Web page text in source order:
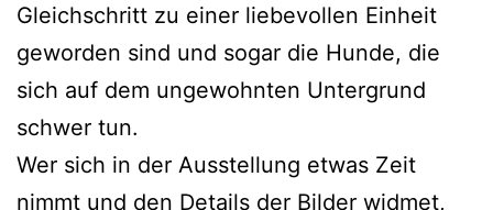
Gleichschritt zu einer liebevollen Einheit
geworden sind und sogar die Hunde, die
sich auf dem ungewohnten Untergrund
schwer tun.
Wer sich in der Ausstellung etwas Zeit
nimmt und den Details der Bilder widmet,